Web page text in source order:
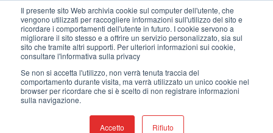
Il presente sito Web archivia cookie sul computer dell'utente, che
vengono utilizzati per raccogliere informazioni sull'utilizzo del sito e
ricordare i comportamenti dell'utente in futuro. I cookie servono a
migliorare il sito stesso e a offrire un servizio personalizzato, sia sul
sito che tramite altri supporti. Per ulteriori informazioni sui cookie,
consultare l'informativa sulla privacy
Se non si accetta l'utilizzo, non verrà tenuta traccia del
comportamento durante visita, ma verrà utilizzato un unico cookie nel
browser per ricordare che si è scelto di non registrare informazioni
sulla navigazione.
Accetto Rifiuto
contenuti
Benvenuti nel nostro nuovo sito web !
HOME / NEGOZIO / PANNI
PREIMPREGNATI